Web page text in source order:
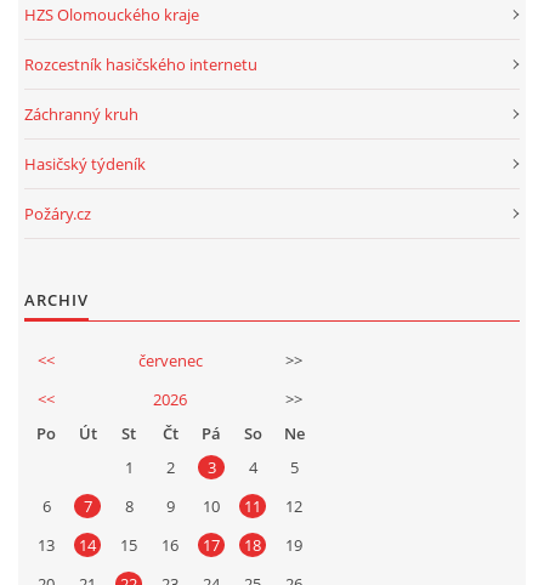
HZS Olomouckého kraje
Rozcestník hasičského internetu
Záchranný kruh
Hasičský týdeník
Požáry.cz
ARCHIV
<< červenec
>>
<<
2026
>>
Po
Út St Čt Pá So
Ne
1
2 3 4
5
6
7 8 9 10 11
12
13
14 15 16 17 18
19